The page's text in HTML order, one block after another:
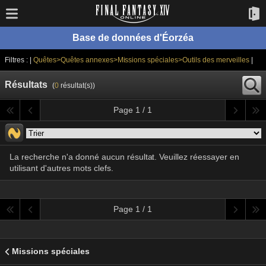
Base de données d'Éorzéa
Filtres : | Quêtes>Quêtes annexes>Missions spéciales>Outils des merveilles|
Résultats (0résultat(s))
Page 1 / 1
La recherche n'a donné aucun résultat. Veuillez réessayer en
utilisant d'autres mots clefs.
Page 1 / 1
Missions spéciales